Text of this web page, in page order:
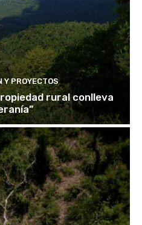
Y PROYECTOS
rural conlleva